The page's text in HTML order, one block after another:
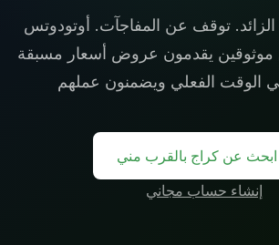
توقف عن المفاجآت. أوتودوتس
موثوقين يقدمون عروض أسعار مسبقة
ابحث عن كراج بالقرب مني
إنشاء حساب مجاني